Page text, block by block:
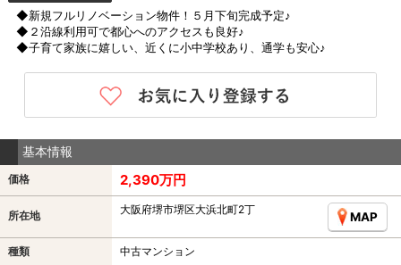
◆新規フルリノベーション物件！５月下旬完成予定♪
◆２沿線利用可で都心へのアクセスも良好♪
◆子育て家族に嬉しい、近くに小中学校あり、通学も安心♪
基本情報
価格 2,390万円
所在地 大阪府堺市堺区大浜北町2丁
MAP
種類 中古マンション